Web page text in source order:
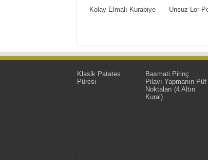
Kolay Elmalı Kurabiye Unsuz Lor
Klasik Patates
Püresi
Basmati Pirinç
Pilavı Yapmanın Püf
Noktaları (4 Altın
Kural)